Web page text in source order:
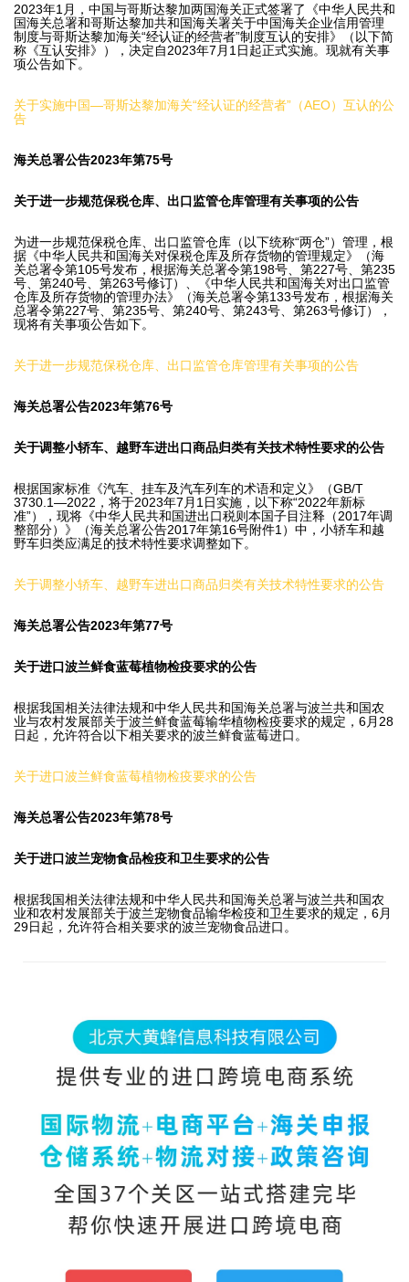
2023年1月，中国与哥斯达黎加两国海关正式签署了《中华人民共和
国海关总署和哥斯达黎加共和国海关署关于中国海关企业信用管理
制度与哥斯达黎加海关“经认证的经营者”制度互认的安排》（以下简
称《互认安排》），决定自2023年7月1日起正式实施。现就有关事
项公告如下。
关于实施中国—哥斯达黎加海关“经认证的经营者”（AEO）互认的公
告
海关总署公告2023年第75号
关于进一步规范保税仓库、出口监管仓库管理有关事项的公告
为进一步规范保税仓库、出口监管仓库（以下统称“两仓”）管理，根
据《中华人民共和国海关对保税仓库及所存货物的管理规定》（海
关总署令第105号发布，根据海关总署令第198号、第227号、第235
号、第240号、第263号修订）、《中华人民共和国海关对出口监管
仓库及所存货物的管理办法》（海关总署令第133号发布，根据海关
总署令第227号、第235号、第240号、第243号、第263号修订），
现将有关事项公告如下。
关于进一步规范保税仓库、出口监管仓库管理有关事项的公告
海关总署公告2023年第76号
关于调整小轿车、越野车进出口商品归类有关技术特性要求的公告
根据国家标准《汽车、挂车及汽车列车的术语和定义》（GB/T
3730.1—2022，将于2023年7月1日实施，以下称“2022年新标
准”），现将《中华人民共和国进出口税则本国子目注释（2017年调
整部分）》（海关总署公告2017年第16号附件1）中，小轿车和越
野车归类应满足的技术特性要求调整如下。
关于调整小轿车、越野车进出口商品归类有关技术特性要求的公告
海关总署公告2023年第77号
关于进口波兰鲜食蓝莓植物检疫要求的公告
根据我国相关法律法规和中华人民共和国海关总署与波兰共和国农
业与农村发展部关于波兰鲜食蓝莓输华植物检疫要求的规定，6月28
日起，允许符合以下相关要求的波兰鲜食蓝莓进口。
关于进口波兰鲜食蓝莓植物检疫要求的公告
海关总署公告2023年第78号
关于进口波兰宠物食品检疫和卫生要求的公告
根据我国相关法律法规和中华人民共和国海关总署与波兰共和国农
业和农村发展部关于波兰宠物食品输华检疫和卫生要求的规定，6月
29日起，允许符合相关要求的波兰宠物食品进口。